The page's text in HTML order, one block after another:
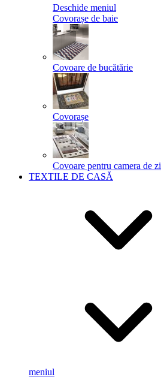
Deschide meniul
Covorașe de baie
Covoare de bucătărie
Covorașe
Covoare pentru camera de zi
TEXTILE DE CASĂ
meniul